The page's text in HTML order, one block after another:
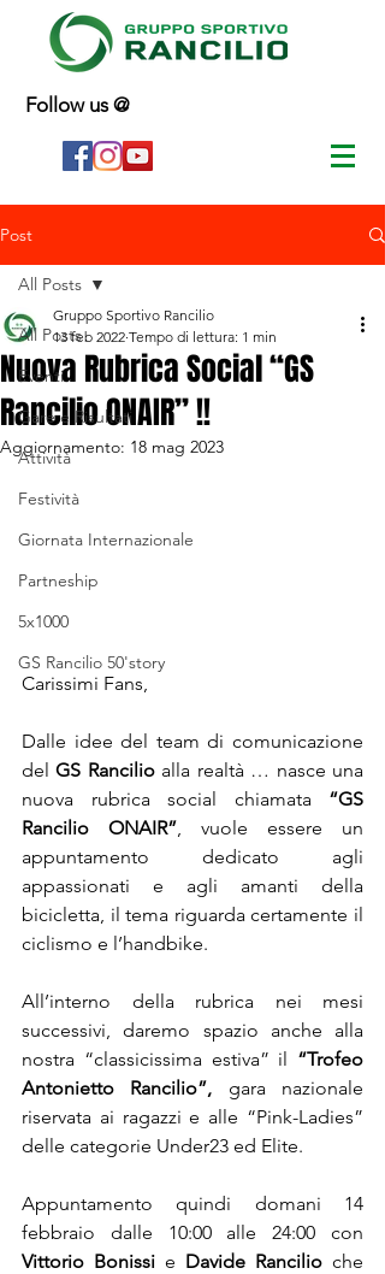
Follow us @
Post
All Posts
Eventi
Gare e Risultati
Attività
Festività
Giornata Internazionale
Partneship
5x1000
GS Rancilio 50'story
All Posts
Nuova Rubrica Social “GS
Rancilio ONAIR” !!
Gruppo Sportivo Rancilio
13 feb 2022 Tempo di lettura: 1 min
Aggiornamento: 18 mag 2023
Carissimi Fans,
Dalle idee del team di comunicazione
del GS Rancilio alla realtà … nasce una
nuova rubrica social chiamata “GS
Rancilio ONAIR” , vuole essere un
appuntamento dedicato agli
appassionati e agli amanti della
bicicletta, il tema riguarda certamente il
ciclismo e l’handbike.
All’interno della rubrica nei mesi
successivi, daremo spazio anche alla
nostra “classicissima estiva” il “Trofeo
Antonietto Rancilio”, gara nazionale
riservata ai ragazzi e alle “Pink-Ladies”
delle categorie Under23 ed Elite.
Appuntamento quindi domani 14
Vittorio Bonissi e Davide Rancilio che